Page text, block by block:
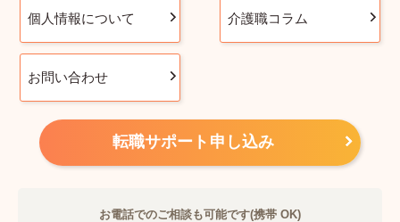
個人情報について 介護職コラム
お問い合わせ
転職サポート申し込み
お電話でのご相談も可能です(携帯 OK)